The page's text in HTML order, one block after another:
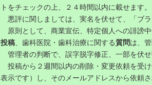
トをチェックの上、２４時間以内に載せます。
悪評に関しましては、実名を伏せて、「ブラ
原則として、商業宣伝、特定個人への誹謗
投稿 、歯科医院・歯科治療に関する質問は、
管理者の判断で、誤字脱字修正、一部を伏せ
投稿から２週間以内の削除・変更依頼を受
表示です）し、そのメールアドレスから依頼